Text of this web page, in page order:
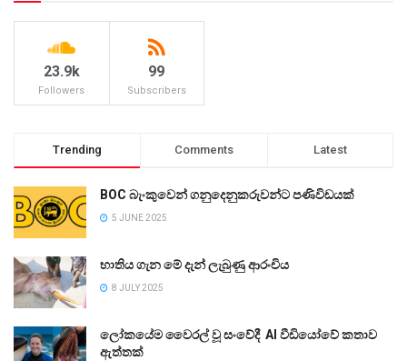
23.9k
Followers
99
Subscribers
Trending Comments Latest
BOC බැංකුවෙන් ගනුදෙනුකරුවන්ට පණිවිඩයක්
5 JUNE 2025
භාතිය ගැන මේ දැන් ලැබුණු ආරංචිය
8 JULY 2025
ලෝකයේම වෛරල් වූ සංවේදී AI වීඩියෝවේ කතාව
ඇත්තක්